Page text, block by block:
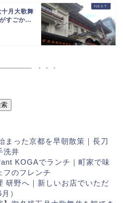
月大歌舞
すごか...
まった京都を早朝散策｜長刀
洗井
KOGAでランチ｜町家で味
フのフレンチ
研野へ｜新しいお店でいただ
）